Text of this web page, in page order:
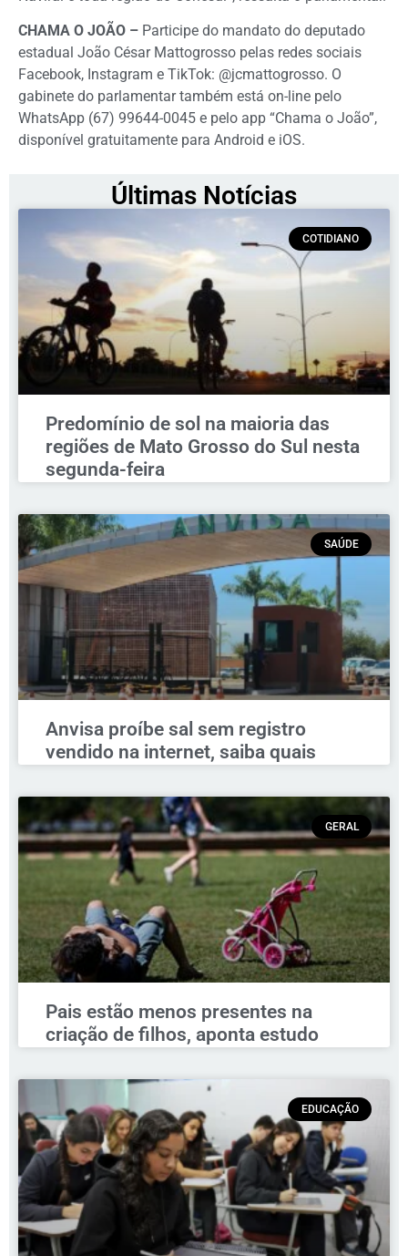
CHAMA O JOÃO – Participe do mandato do deputado
estadual João César Mattogrosso pelas redes sociais
Facebook, Instagram e TikTok: @jcmattogrosso. O
gabinete do parlamentar também está on-line pelo
WhatsApp (67) 99644-0045 e pelo app “Chama o João”,
disponível gratuitamente para Android e iOS.
Últimas Notícias
COTIDIANO
Predomínio de sol na maioria das
regiões de Mato Grosso do Sul nesta
segunda-feira
SAÚDE
Anvisa proíbe sal sem registro
vendido na internet, saiba quais
GERAL
Pais estão menos presentes na
criação de filhos, aponta estudo
EDUCAÇÃO